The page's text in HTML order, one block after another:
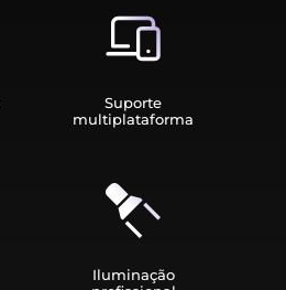
Suporte
multiplata­forma
Iluminação